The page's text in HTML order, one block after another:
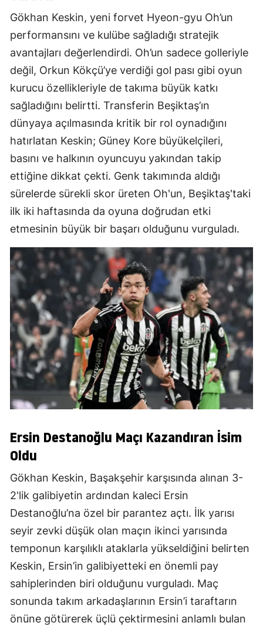
Gökhan Keskin, yeni forvet Hyeon-gyu Oh’un
performansını ve kulübe sağladığı stratejik
avantajları değerlendirdi. Oh’un sadece golleriyle
değil, Orkun Kökçü’ye verdiği gol pası gibi oyun
kurucu özellikleriyle de takıma büyük katkı
sağladığını belirtti. Transferin Beşiktaş’ın
dünyaya açılmasında kritik bir rol oynadığını
hatırlatan Keskin; Güney Kore büyükelçileri,
basını ve halkının oyuncuyu yakından takip
ettiğine dikkat çekti. Genk takımında aldığı
sürelerde sürekli skor üreten Oh'un, Beşiktaş'taki
ilk iki haftasında da oyuna doğrudan etki
etmesinin büyük bir başarı olduğunu vurguladı.
Ersin Destanoğlu Maçı Kazandıran İsim
Oldu
Gökhan Keskin, Başakşehir karşısında alınan 3-
2'lik galibiyetin ardından kaleci Ersin
Destanoğlu’na özel bir parantez açtı. İlk yarısı
seyir zevki düşük olan maçın ikinci yarısında
temponun karşılıklı ataklarla yükseldiğini belirten
Keskin, Ersin’in galibiyetteki en önemli pay
sahiplerinden biri olduğunu vurguladı. Maç
sonunda takım arkadaşlarının Ersin’i taraftarın
önüne götürerek üçlü çektirmesini anlamlı bulan